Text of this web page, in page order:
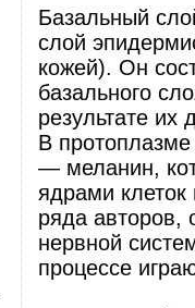
Базальный
слой
кожей). Он
базального
результате
В протоплазме
— меланин,
ядрами
ряда авторов,
нервной
процессе